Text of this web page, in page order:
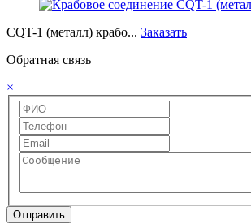
CQT-1 (металл) крабо... Заказать
Обратная связь
×
Отправить